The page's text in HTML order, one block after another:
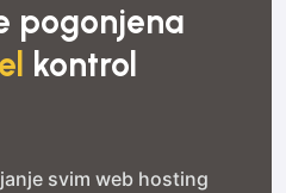
pogonjena
kontrol
svim web hosting